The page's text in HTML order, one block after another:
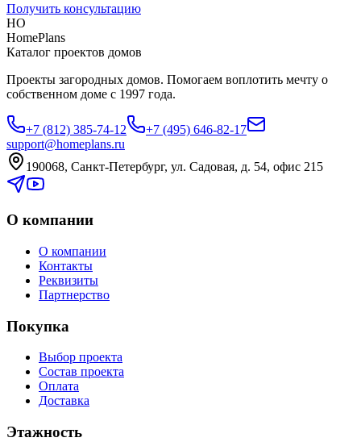
Получить консультацию
HO
HomePlans
Каталог проектов домов
Проекты загородных домов. Помогаем воплотить мечту о
собственном доме с 1997 года.
+7 (812) 385-74-12
+7 (495) 646-82-17
support@homeplans.ru
190068, Санкт-Петербург, ул. Садовая, д. 54, офис 215
О компании
О компании
Контакты
Реквизиты
Партнерство
Покупка
Выбор проекта
Состав проекта
Оплата
Доставка
Этажность